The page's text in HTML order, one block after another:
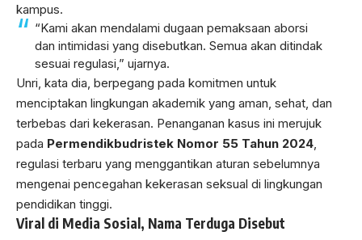
kampus.
“Kami akan mendalami dugaan pemaksaan aborsi
dan intimidasi yang disebutkan. Semua akan ditindak
sesuai regulasi,” ujarnya.
Unri, kata dia, berpegang pada komitmen untuk
menciptakan lingkungan akademik yang aman, sehat, dan
terbebas dari kekerasan. Penanganan kasus ini merujuk
pada Permendikbudristek Nomor 55 Tahun 2024
regulasi terbaru yang menggantikan aturan sebelumnya
mengenai pencegahan kekerasan seksual di lingkungan
pendidikan tinggi.
Viral di Media Sosial, Nama Terduga Disebut